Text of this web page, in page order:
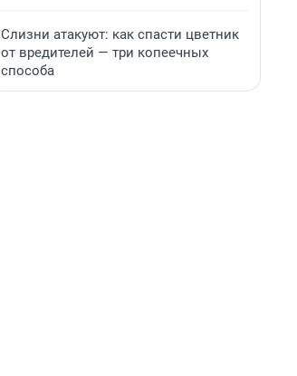
Слизни атакуют: как спасти цветник
от вредителей — три копеечных
способа